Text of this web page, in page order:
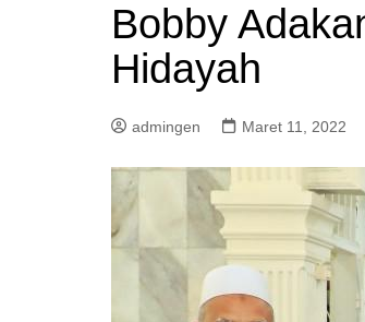
Bobby
Hidayah
admingen Maret 11, 2022